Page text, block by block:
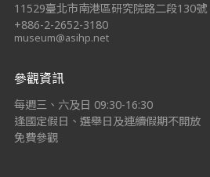
11529臺北市南港區研究院路二段130號
+886-2-2652-3180
museum@asihp.net
參觀資訊
每週三、六及日 09:30-16:30
逢國定假日、選舉日及連續假期不開放
免費參觀